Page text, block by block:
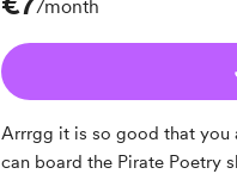
/month
Arrrgg it is so good that you
can board the Pirate Poetry